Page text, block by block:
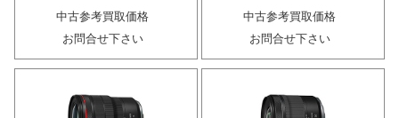
中古参考買取価格
お問合せ下さい
中古参考買取価格
お問合せ下さい